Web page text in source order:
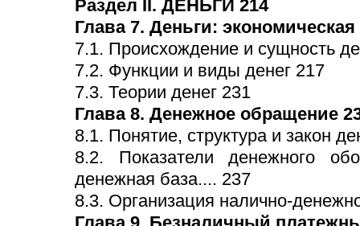
Раздел II. ДЕНЬГИ 214
Глава 7. Деньги:
7.1. Происхождение и сущность
7.2. Функции и виды денег 217
7.3. Теории денег 231
Глава 8. Денежное обращение
8.1. Понятие, структура и закон
8.2. Показатели денежного
денежная база.... 237
8.3. Организация налично-